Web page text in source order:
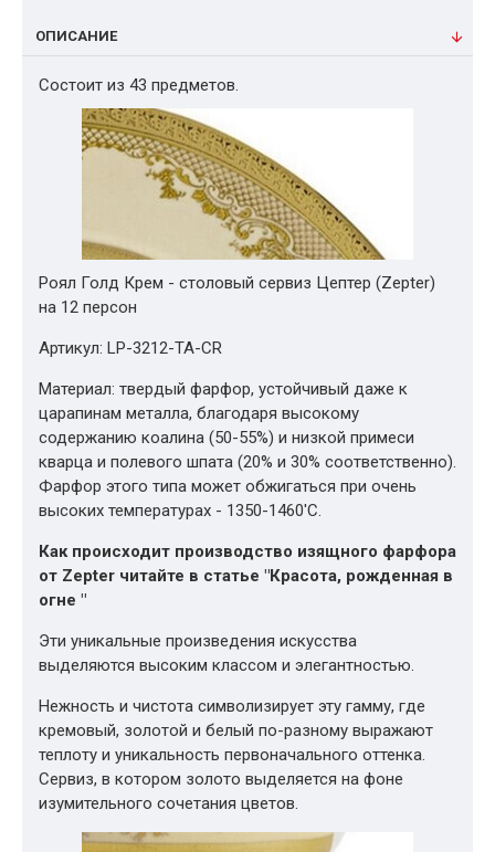
ОПИСАНИЕ
Состоит из 43 предметов.
Роял Голд Крем - столовый сервиз Цептер (Zepter)
на 12 персон
Артикул: LP-3212-TA-CR
Материал: твердый фарфор, устойчивый даже к
царапинам металла, благодаря высокому
содержанию коалина (50-55%) и низкой примеси
кварца и полевого шпата (20% и 30% соответственно).
Фарфор этого типа может обжигаться при очень
высоких температурах - 1350-1460'С.
Как происходит производство изящного фарфора
от Zepter читайте в статье "Красота, рожденная в
огне "
Эти уникальные произведения искусства
выделяются высоким классом и элегантностью.
Нежность и чистота символизирует эту гамму, где
кремовый, золотой и белый по-разному выражают
теплоту и уникальность первоначального оттенка.
Сервиз, в котором золото выделяется на фоне
изумительного сочетания цветов.